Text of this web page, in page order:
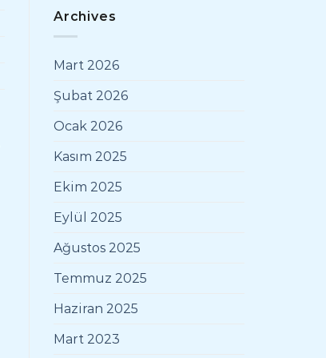
Archives
Mart 2026
Şubat 2026
Ocak 2026
Kasım 2025
Ekim 2025
Eylül 2025
Ağustos 2025
Temmuz 2025
Haziran 2025
Mart 2023